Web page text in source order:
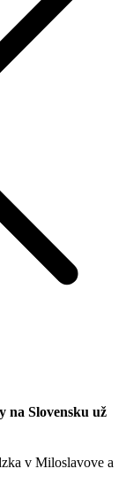
na Slovensku už
v Miloslavove a